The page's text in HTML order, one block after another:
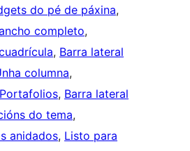
do pé de páxina
completo
, Barra lateral
columna
Portafolios, Barra lateral
do tema
anidados, Listo para